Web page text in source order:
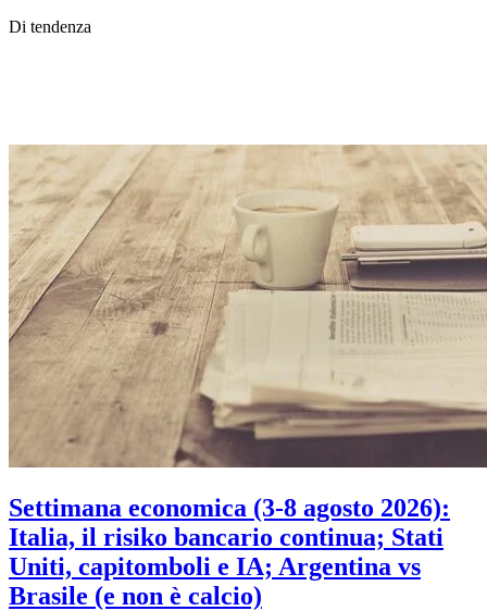
Di tendenza
Settimana economica (3-8 agosto 2026):
Italia, il risiko bancario continua; Stati
Uniti, capitomboli e IA; Argentina vs
Brasile (e non è calcio)